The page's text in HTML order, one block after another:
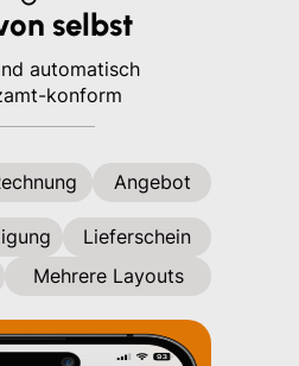
selbst
automatisch
konform
Angebot
Lieferschein
Mehrere Layouts